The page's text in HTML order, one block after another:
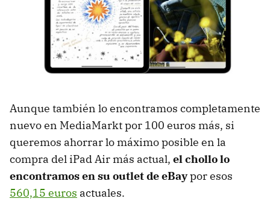
Aunque también lo encontramos completamente
nuevo en MediaMarkt por 100 euros más, si
queremos ahorrar lo máximo posible en la
compra del iPad Air más actual, el chollo lo
encontramos en su outlet de eBaypor esos
560,15 euros actuales.